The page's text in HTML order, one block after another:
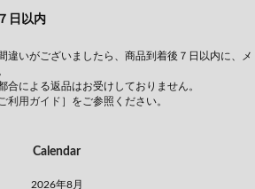
日以内
違いがございましたら、商品到着後７日以内に、メ
合による返品はお受けしておりません。
利用ガイド］ をご参照ください。
Calendar
2026年8月